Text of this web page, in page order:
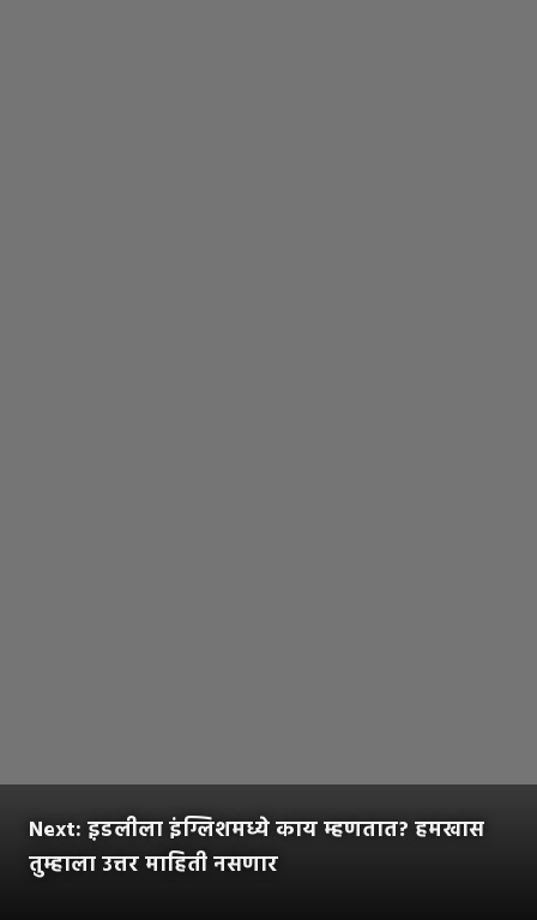
Next: इ़डलीला इंग्लिशमध्ये काय म्हणतात? हमखास
तुम्हाला उत्तर माहिती नसणार